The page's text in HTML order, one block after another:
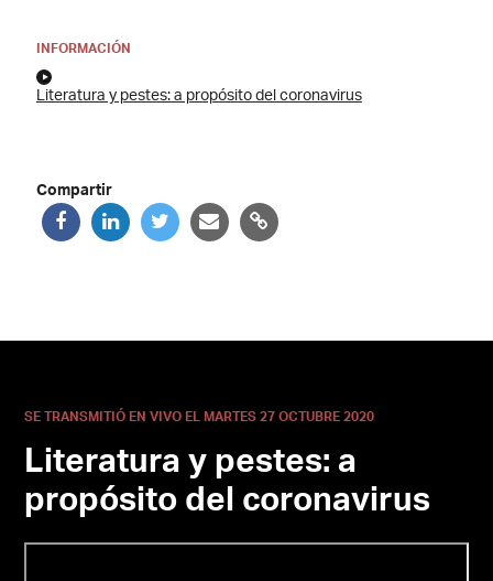
INFORMACIÓN
Literatura y pestes: a propósito del coronavirus
Compartir
SE TRANSMITIÓ EN VIVO EL MARTES 27 OCTUBRE 2020
Literatura y pestes: a
propósito del coronavirus